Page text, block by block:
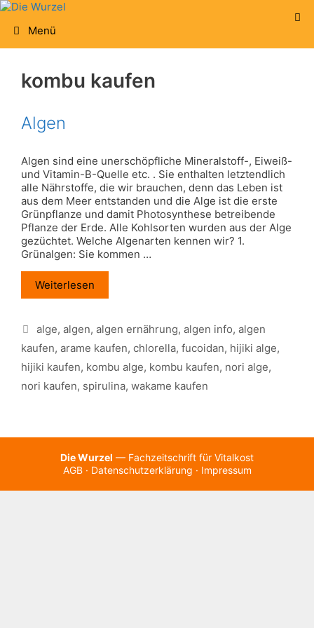
Zum
springenMenü
kombu kaufen
Algen
Algen sind eine unerschöpfliche Mineralstoff-, Eiweiß-
und Vitamin-B-Quelle etc. . Sie enthalten letztendlich
alle Nährstoffe, die wir brauchen, denn das Leben ist
aus dem Meer entstanden und die Alge ist die erste
Grünpflanze und damit Photosynthese betreibende
Pflanze der Erde. Alle Kohlsorten wurden aus der Alge
gezüchtet. Welche Algenarten kennen wir? 1.
Grünalgen: Sie kommen …
Weiterlesen
Schlagwörter
alge, algen, algen ernährung, algen info, algen
kaufen, arame kaufen, chlorella, fucoidan, hijiki alge,
hijiki kaufen, kombu alge, kombu kaufen, nori alge,
nori kaufen, spirulina, wakame kaufen
Die Wurzel — Fachzeitschrift für Vitalkost
AGB· Datenschutzerklärung · Impressum